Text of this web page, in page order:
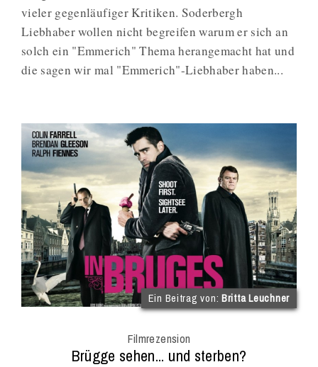
vieler gegenläufiger Kritiken. Soderbergh
Liebhaber wollen nicht begreifen warum er sich an
solch ein "Emmerich" Thema herangemacht hat und
die sagen wir mal "Emmerich"-Liebhaber haben...
Ein Beitrag von:Britta Leuchner
Filmrezension
:
Brügge sehen... und sterben?